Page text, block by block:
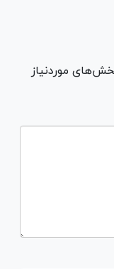
موردنیاز